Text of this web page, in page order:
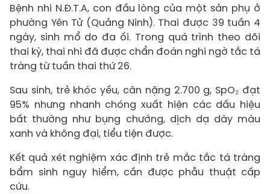
Bệnh nhi N.Đ.T.A, con đầu lòng của một sản phụ ở
phường Yên Tử (Quảng Ninh). Thai được 39 tuần 4
ngày, sinh mổ do đa ối. Trong quá trình theo dõi
thai kỳ, thai nhi đã được chẩn đoán nghi ngờ tắc tá
tràng từ tuần thai thứ 26.
Sau sinh, trẻ khóc yếu, cân nặng 2.700 g, SpO₂ đạt
95% nhưng nhanh chóng xuất hiện các dấu hiệu
bất thường như bụng chướng, dịch dạ dày màu
xanh và không đại, tiểu tiện được.
Kết quả xét nghiệm xác định trẻ mắc tắc tá tràng
bẩm sinh nguy hiểm, cần được phẫu thuật cấp
cứu.